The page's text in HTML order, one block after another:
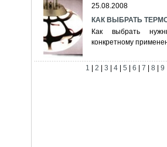
25.08.2008
КАК ВЫБРАТЬ
Как выбрать
конкретному
1 |2 |3 |4 |5 |6 |7 |8 |9